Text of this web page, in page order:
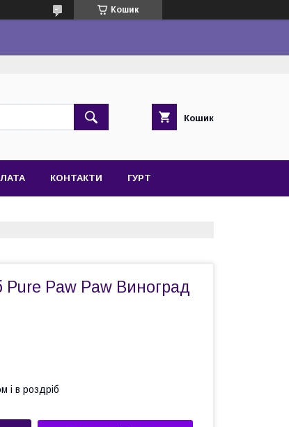
Кошик
Кошик
КОНТАКТИ ГУРТ
Pure Paw Paw Виноград
і в роздріб